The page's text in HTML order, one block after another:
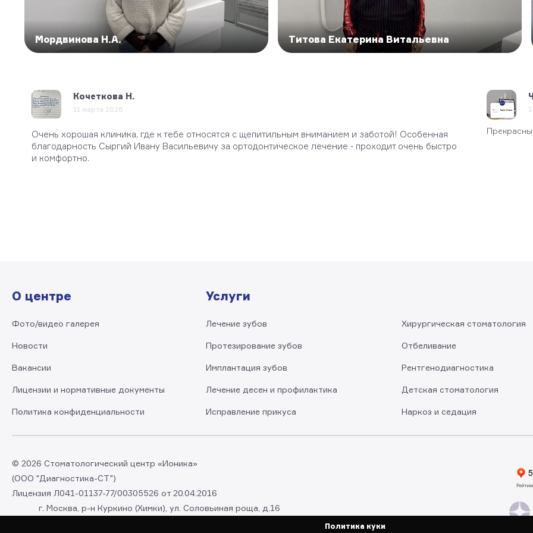
Мордвинова Н.А. Титова Екатерина Витальевна
Кочеткова Н.
11 марта 2026
Очень хорошая клиника, где к тебе относятся с щепитильным вниманием и заботой! Особенная
благодарность Сыргий Ивану Васильевичу за ортодонтическое лечение - проходит очень быстро
и комфортно.
14
Благодарю
Самые лучшие компетентные врачи
О центре
Фото/видео галерея
Новости
Вакансии
Лицензии и нормативные документы
Политика конфиденциальности
Услуги
Лечение зубов
Протезирование зубов
Имплантация зубов
Лечение десен и профилактика
Исправление прикуса
Хирургическая стоматология
Отбеливание
Рентгено­диагностика
Детская стоматология
Наркоз и седация
© 2026 Стоматологический центр «Ионика»
(ООО "Диагностика-СТ")
Лицензия Л041-01137-77/00305526 от 20.04.2016
г. Москва, р-н Куркино (Химки), ул. Соловьиная роща, д.16
Политика куки